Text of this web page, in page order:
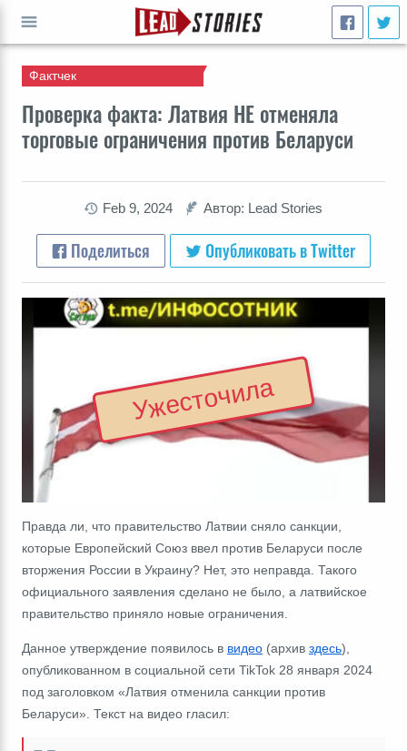
Проверка факта: Латвия НЕ отменяла
торговые ограничения против Беларуси
Фактчек
Feb 9, 2024 Автор: Lead Stories
Поделиться Опубликовать в Twitter
Ужесточила
Правда ли, что правительство Латвии сняло санкции,
которые Европейский Союз ввел против Беларуси после
вторжения России в Украину? Нет, это неправда. Такого
официального заявления сделано не было, а латвийское
правительство приняло новые ограничения.
Данное утверждение появилось в видео (архив здесь),
опубликованном в социальной сети TikTok 28 января 2024
под заголовком «Латвия отменила санкции против
Беларуси» . Текст на видео гласил:
ПЕРЕЙТИ